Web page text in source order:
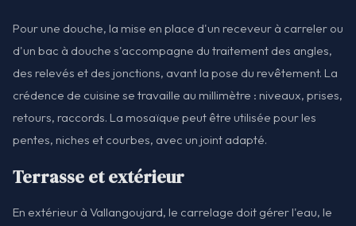
Pour une douche, la mise en place d'un receveur à carreler ou
d'un bac à douche s'accompagne du traitement des angles,
des relevés et des jonctions, avant la pose du revêtement. La
crédence de cuisine se travaille au millimètre : niveaux, prises,
retours, raccords. La mosaïque peut être utilisée pour les
pentes, niches et courbes, avec un joint adapté.
Terrasse et extérieur
En extérieur à Vallangoujard, le carrelage doit gérer l'eau, le